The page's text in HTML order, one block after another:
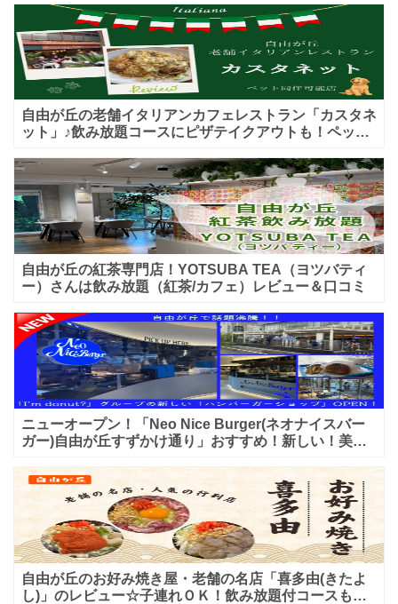
自由が丘の老舗イタリアンカフェレストラン「カスタネ
ット」♪飲み放題コースにピザテイクアウトも！ペット
自由が丘の紅茶専門店！YOTSUBA TEA（ヨツバティ
ー）さんは飲み放題（紅茶/カフェ）レビュー＆口コミ
ニューオープン！「Neo Nice Burger(ネオナイスバー
ガー)自由が丘すずかけ通り」おすすめ！新しい！美味
自由が丘のお好み焼き屋・老舗の名店「喜多由(きたよ
し)」のレビュー☆子連れＯＫ！飲み放題付コースも！